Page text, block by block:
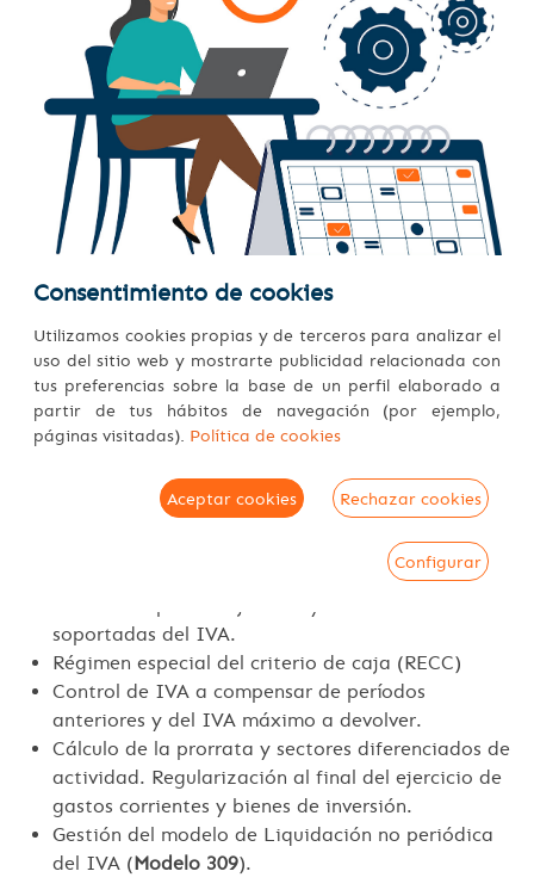
Consentimiento de cookies
Utilizamos cookies propias y de terceros para analizar el
uso del sitio web y mostrarte publicidad relacionada con
tus preferencias sobre la base de un perfil elaborado a
partir de tus hábitos de navegación (por ejemplo,
páginas visitadas). Política de cookies
Aceptar cookies Rechazar cookies
Configurar
Gestión completa del IVA
Gestiona el IVA general y simplificado, de grandes
empresas y pymes(modelo 303):
El régimen general del IVA se calcula a partir de
inversión, importadas desde el programa de
contabilidad, del propio programa.
El régimen simplificado del IVA se calcula a partir
de los datos base y regularización que se
soportadas del IVA.
Régimen especial del criterio de caja (RECC)
Control de IVA a compensar de períodos
anteriores y del IVA máximo a devolver.
Cálculo de la prorrata y sectores diferenciados de
actividad. Regularización al final del ejercicio de
gastos corrientes y bienes de inversión.
Gestión del modelo de Liquidación no periódica
del IVA (Modelo 309).